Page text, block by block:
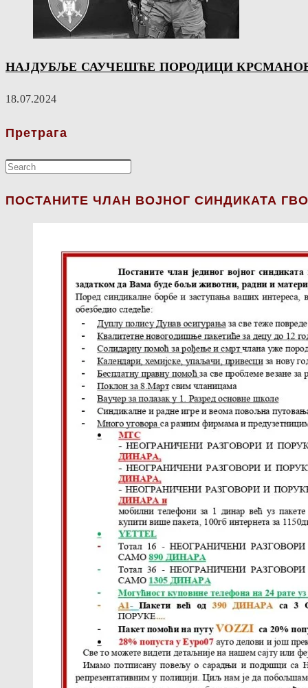
НАЈДУБЉЕ САУЧЕШЋЕ ПОРОДИЦИ
18.07.2024
Претрага
ПОСТАНИТЕ ЧЛАН ВОЈНОГ СИНДИКАТА